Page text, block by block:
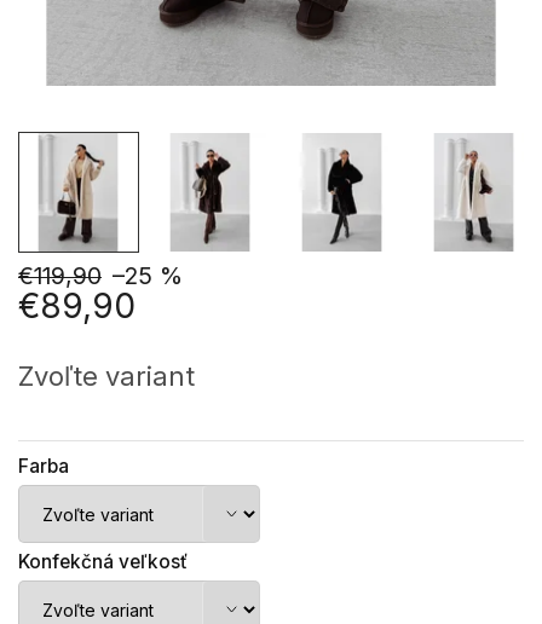
€119,90 –25 %
€89,90
cena:
Zvoľte variant
Farba
Konfekčná veľkosť